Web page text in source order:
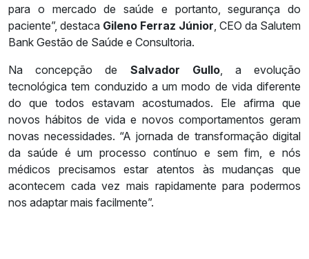
para o mercado de saúde e portanto, segurança do
paciente”, destaca Gileno Ferraz Júnior, CEO da Salutem
Bank Gestão de Saúde e Consultoria.
Na concepção de Salvador Gullo, a evolução
tecnológica tem conduzido a um modo de vida diferente
do que todos estavam acostumados. Ele afirma que
novos hábitos de vida e novos comportamentos geram
novas necessidades. “A jornada de transformação digital
da saúde é um processo contínuo e sem fim, e nós
médicos precisamos estar atentos às mudanças que
acontecem cada vez mais rapidamente para podermos
nos adaptar mais facilmente”.